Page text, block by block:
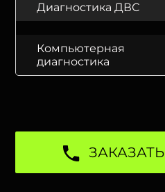
Диагностика ДВС
Компьютерная
диагностика
ЗАКАЗАТЬ